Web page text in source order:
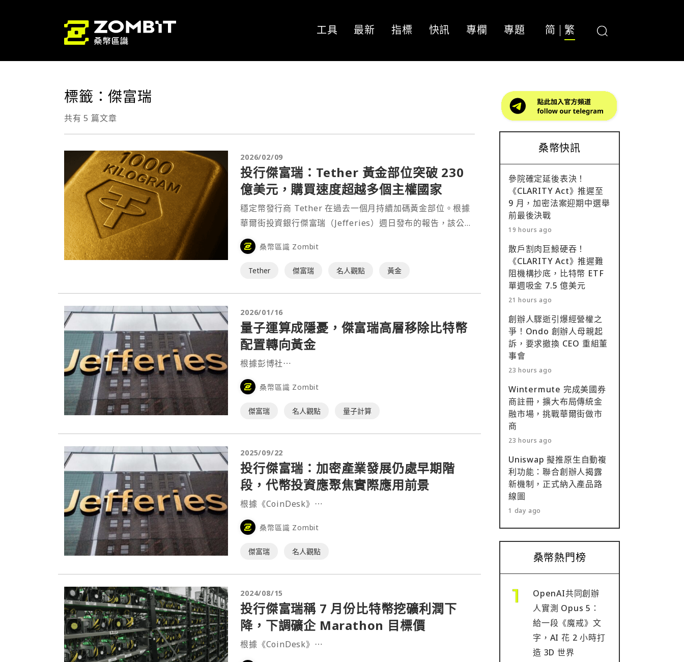
工具 最新 指標 快訊 專欄 專題 简 繁
標籤：傑富瑞
共有 5 篇文章
2026/02/09
投行傑富瑞：Tether 黃金部位突破 230
億美元，購買速度超越多個主權國家
穩定幣發行商 Tether 在過去一個月持續加碼黃金部位。根據
華爾街投資銀行傑富瑞（Jefferies）週日發布的報告，該公司
已躋身全球前 30 大黃金持有者之列，成為規模最大的非主權
買家之一，並超越多個主權國家。⋯
桑幣區識 Zombit
Tether 傑富瑞 名人觀點 黃金
2026/01/16
量子運算成隱憂，傑富瑞高層移除比特幣
配置轉向黃金
根據彭博社⋯
桑幣區識 Zombit
傑富瑞 名人觀點 量子計算
2025/09/22
投行傑富瑞：加密產業發展仍處早期階
段，代幣投資應聚焦實際應用前景
根據《CoinDesk》⋯
桑幣區識 Zombit
傑富瑞 名人觀點
2024/08/15
投行傑富瑞稱 7 月份比特幣挖礦利潤下
降，下調礦企 Marathon 目標價
根據《CoinDesk》⋯
桑幣快訊
參院確定延後表決！
《CLARITY Act》推遲至
9 月，加密法案迎期中選舉
前最後決戰
19 hours ago
散戶割肉巨鯨硬吞！
《CLARITY Act》推遲難
阻機構抄底，比特幣 ETF
單週吸金 7.5 億美元
21 hours ago
創辦人驟逝引爆經營權之
爭！Ondo 創辦人母親起
訴，要求撤換 CEO 重組董
事會
23 hours ago
Wintermute 完成美國券
商註冊，擴大布局傳統金
融市場，挑戰華爾街做市
商
23 hours ago
Uniswap 擬推原生自動複
利功能：聯合創辦人揭露
新機制，正式納入產品路
線圖
1 day ago
桑幣熱門榜
OpenAI共同創辦
人實測 Opus 5：
給一段《魔戒》文
字，AI 花 2 小時打
造 3D 世界